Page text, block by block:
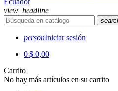
view_headline
personIniciar sesión
0 $ 0,00
Carrito
No hay más artículos en su carrito